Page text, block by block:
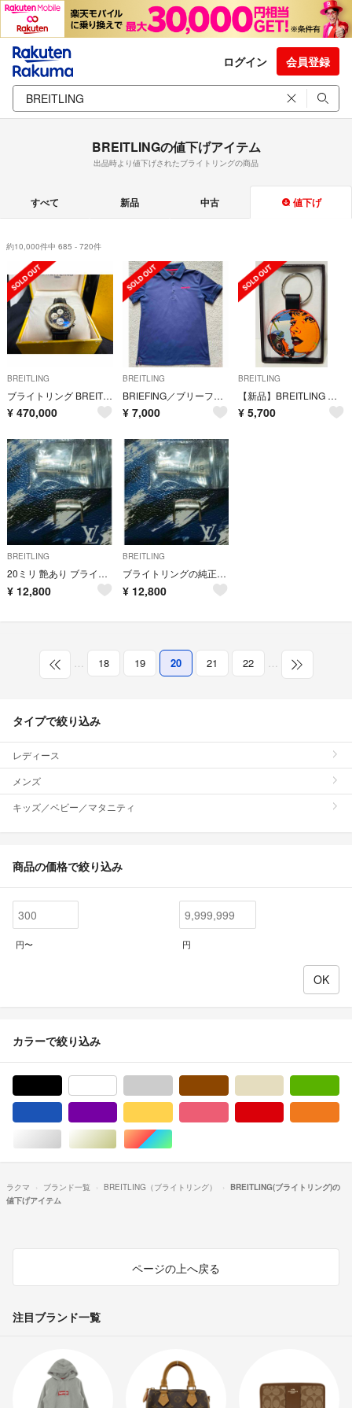
ログイン 会員登録
BREITLINGの値下げアイテム
出品時より値下げされたブライトリングの商品
すべて 新品 中古 値下げ
約10,000件中 685 - 720件
BREITLING
ブライトリング BREITLING ナビタイマー ムーンフェイズ 250本限定
¥ 470,000
BREITLING
BRIEFING／ブリーフィング メンズポロシャツ Mサイズ ネイビー
¥ 7,000
BREITLING
【新品】BREITLING ノベルティ キーホルダー ブライトリング 非売品
¥ 5,700
BREITLING
20ミリ 艶あり ブライトリングの純正尾錠です
¥ 12,800
BREITLING
ブライトリングの純正尾錠です
¥ 12,800
… 18 19 20 21 22 …
タイプで絞り込み
レディース
メンズ
キッズ／ベビー／マタニティ
商品の価格で絞り込み
円〜 円
カラーで絞り込み
シルバー/銀色系ゴールド/金色系マルチカラー
ラクマ ブランド一覧 BREITLING（ブライトリング）
BREITLING(ブライトリング)の
値下げアイテム
ページの上へ戻る
注目ブランド一覧